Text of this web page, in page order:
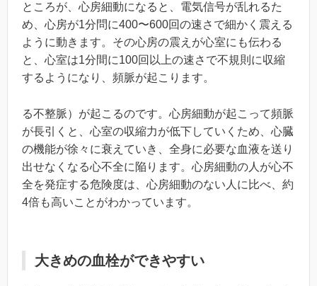
ところが、心房細動になると、電気信号が乱れるた
め、心房が1分問に400〜600回の速さで細かく震える
ように動きます。その心房の震えが心室にも伝わる
と、心室は1分間に100回以上の速さで不規則に収縮
するようになり、頻脈が起こります。
る不整脈）が起こるのです。心房細動が起こって頻脈
が長引くと、心室の収縮力が低下していくため、心臓
の機能が徐々に衰えていき、全身に必要な血液を送り
出せなくなる心不全に陥ります。心房細動の人が心不
全を発症する危険度は、心房細動のない人に比べ、約
4倍も高いことがわかっています。
大きめの血栓ができやすい